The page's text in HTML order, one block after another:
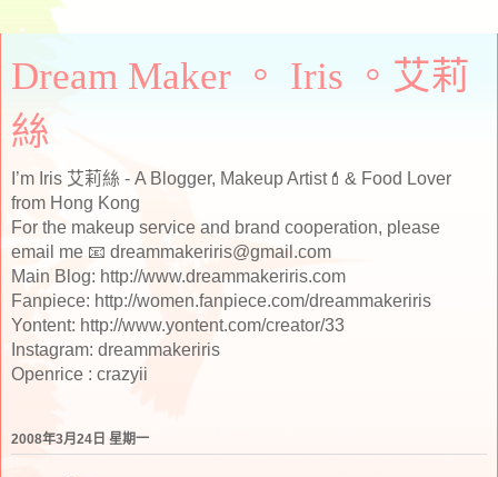
Dream Maker 。 Iris 。艾莉
絲
I’m Iris 艾莉絲 - A Blogger, Makeup Artist💄& Food Lover
from Hong Kong
For the makeup service and brand cooperation, please
email me 📧 dreammakeriris@gmail.com
Main Blog: http://www.dreammakeriris.com
Fanpiece: http://women.fanpiece.com/dreammakeriris
Yontent: http://www.yontent.com/creator/33
Instagram: dreammakeriris
Openrice : crazyii
2008年3月24日 星期一